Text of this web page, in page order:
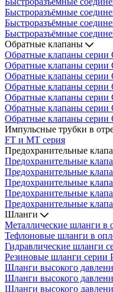
Быстроразъёмные
Быстроразъёмные
Быстроразъёмные
Обратные клапаны
Обратные клапаны серии
Обратные клапаны серии
Обратные клапаны серии
Обратные клапаны серии
Обратные клапаны серии
Обратные клапаны серии
Обратные клапаны серии
Импульсные трубки в
FT и MT серия
Предохранительные
Предохранительные
Предохранительные
Предохранительные
Предохранительные
Предохранительные
Шланги
Металлические шланги в
Тефлоновые шланги в
Гидравлические шланги
Резиновые шланги серии
Шланги высокого
Шланги высокого
Шланги высокого